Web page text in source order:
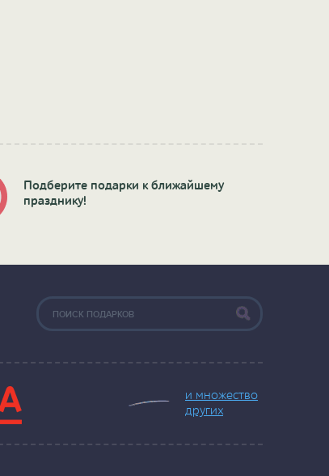
Подберите подарки к ближайшему
празднику!
и множество
других